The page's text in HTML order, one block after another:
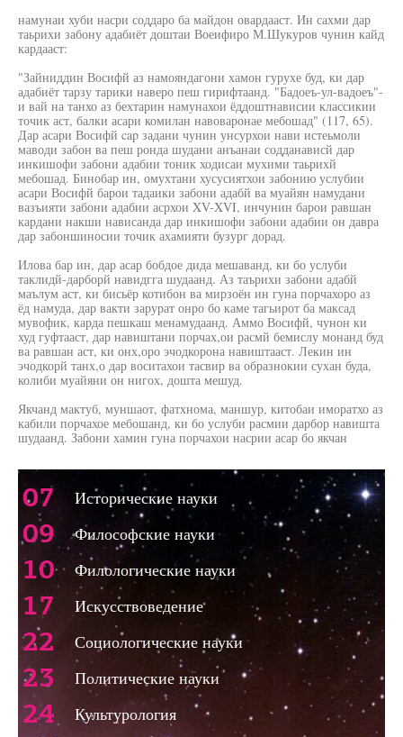
намунаи хуби насри соддаро ба майдон овардааст. Ин сахми дар
таьрихи забону адабиёт доштаи Воеифиро М.Шукуров чунин кайд
кардааст:
"Зайниддин Восифй аз намояндагони хамон гурухе буд, ки дар
адабиёт тарзу тарики наверо пеш гирифтаанд. "Бадоеъ-ул-вадоеъ"-
и вай на танхо аз бехтарин намунахои ёддоштнависии классикии
точик аст, балки асари комилан навоваронае мебошад" (117, 65).
Дар асари Восифй cap задани чунин унсурхои нави истеьмоли
маводи забон ва пеш ронда шудани анъанаи содданависй дар
инкишофи забони адабии тоник ходисаи мухими таьрихй
мебошад. Бинобар ин, омухтани хусусиятхои забонию услубии
асари Восифй барои тадаики забони адабй ва муайян намудани
вазъияти забони адабии асрхои XV-XVI, инчунин барои равшан
кардани накши нависанда дар инкишофи забони адабии он давра
дар забоншиносии точик ахамияти бузург дорад.
Илова бар ин, дар асар бобдое дида мешаванд, ки бо услуби
таклидй-дарборй навидгга шудаанд. Аз таърихи забони адабй
маълум аст, ки бисьёр котибон ва мирзоён ин гуна порчахоро аз
ёд намуда, дар вакти зарурат онро бо каме тагьирот ба максад
мувофик, карда пешкаш менамудаанд. Аммо Восифй, чунон ки
худ гуфтааст, дар навиштани порчах,ои расмй бемислу монанд буд
ва равшан аст, ки онх,оро эчодкорона навиштааст. Лекин ин
эчодкорй танх,о дар воситахои тасвир ва образнокии сухан буда,
колиби муайяни он нигох, дошта мешуд.
Якчанд мактуб, муншаот, фатхнома, маншур, китобаи иморатхо аз
кабили порчахое мебошанд, ки бо услуби расмии дарбор навишта
шудаанд. Забони хамин гуна порчахои насрии асар бо якчан
07 Исторические науки
09 Философские науки
10 Филологические науки
17 Искусствоведение
22 Социологические науки
23 Политические науки
24 Культурология